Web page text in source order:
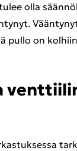
olla
pullo on